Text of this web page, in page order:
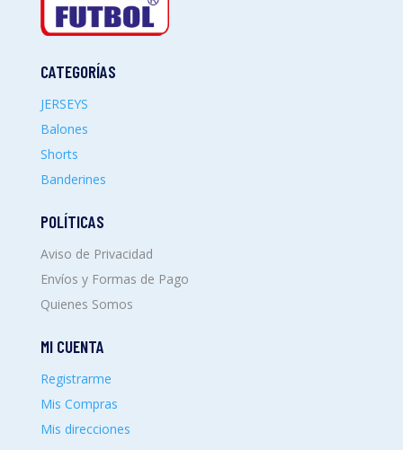
CATEGORÍAS
JERSEYS
Balones
Shorts
Banderines
POLÍTICAS
Aviso de Privacidad
Envíos y Formas de Pago
Quienes Somos
MI CUENTA
Registrarme
Mis Compras
Mis direcciones